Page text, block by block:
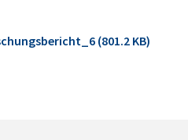
(801.2 KB)